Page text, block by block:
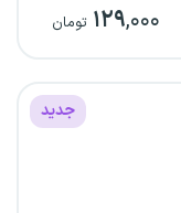
۱۲۹,۰۰۰ تومان
جدید